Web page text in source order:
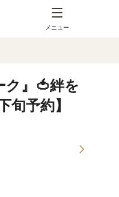
メニュー
ク』🍅絆を
予約】